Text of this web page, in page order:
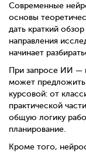
Современные
основы
дать краткий
направления
начинает
При запросе ИИ —
может предложить
курсовой: от
практической
общую логику
планирование.
Кроме того,